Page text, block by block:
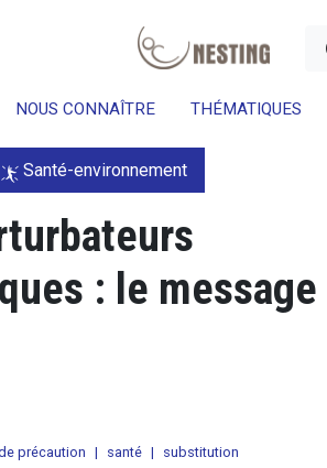
NOUS CONNAÎTRE THÉMATIQUES
Santé-environnement
: le
précaution | santé | substitution